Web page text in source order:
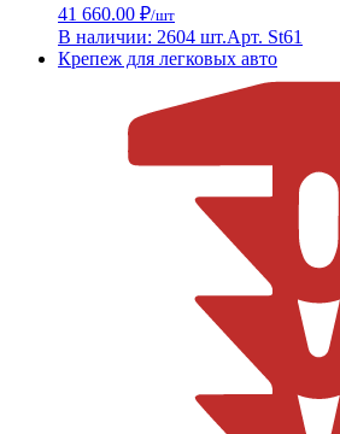
41 660.00 ₽/шт
В наличии: 2604 шт.Арт. St61
Крепеж для легковых авто